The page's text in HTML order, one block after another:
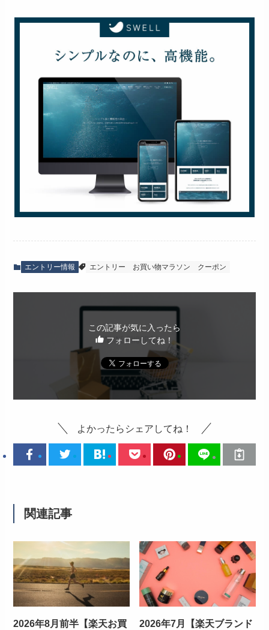
エントリー情報 エントリー お買い物マラソン クーポン
この記事が気に入ったら
フォローしてね！
よかったらシェアしてね！
関連記事
2026年8月前半【楽天お買
2026年7月【楽天ブランド